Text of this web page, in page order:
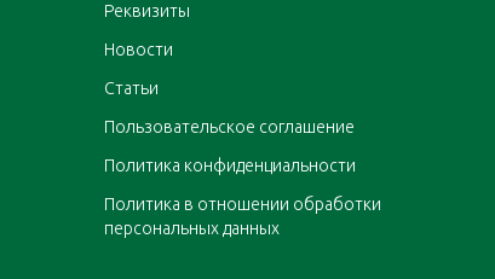
Реквизиты
Новости
Статьи
Пользовательское соглашение
Политика конфиденциальности
Политика в отношении обработки
персональных данных